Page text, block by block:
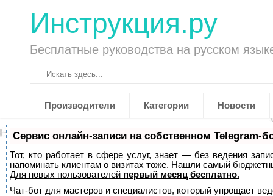
Инструкция.ру
Бесплатные руководства на русском
Производители Категории Новости
Сервис онлайн-записи на собственном Telegram-
Тот, кто работает в сфере услуг, знает — без ведения
напоминать клиентам о визитах тоже. Нашли самый
Для новых пользователей первый месяц бесплатно.
Чат-бот для мастеров и специалистов, который упрощает